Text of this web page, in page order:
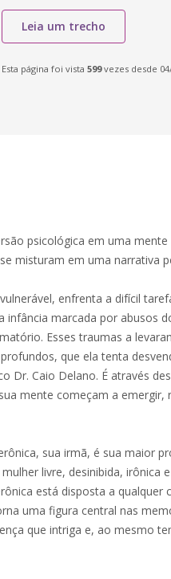
Leia um trecho
Esta página foi vista 599vezes desde
psicológica em uma
misturam em uma narrativa
enfrenta a difícil
infância marcada por abusos
Esses traumas a
que ela tenta
Dr. Caio Delano. É através
mente começam a emergir,
sua irmã, é sua maior
livre, desinibida, irônica
está disposta a qualquer
uma figura central nas
que intriga e, ao mesmo